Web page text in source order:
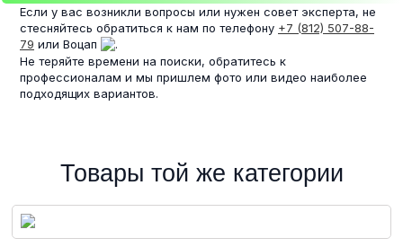
Если у вас возникли вопросы или нужен совет эксперта, не
стесняйтесь обратиться к нам по телефону +7 (812) 507-88-
79 или Воцап
.
Не теряйте времени на поиски, обратитесь к
профессионалам и мы пришлем фото или видео наиболее
подходящих вариантов.
Товары той же категории